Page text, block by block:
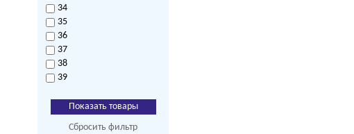
34
35
36
37
38
39
Сбросить фильтр